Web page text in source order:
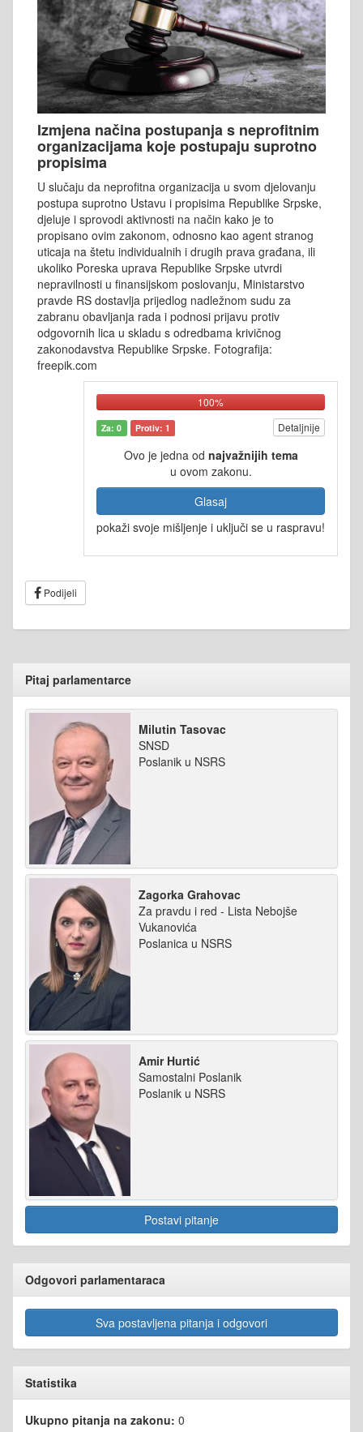
Izmjena načina postupanja s neprofitnim
organizacijama koje postupaju suprotno
propisima
U slučaju da neprofitna organizacija u svom djelovanju
postupa suprotno Ustavu i propisima Republike Srpske,
djeluje i sprovodi aktivnosti na način kako je to
propisano ovim zakonom, odnosno kao agent stranog
uticaja na štetu individualnih i drugih prava građana, ili
ukoliko Poreska uprava Republike Srpske utvrdi
nepravilnosti u finansijskom poslovanju, Ministarstvo
pravde RS dostavlja prijedlog nadležnom sudu za
zabranu obavljanja rada i podnosi prijavu protiv
odgovornih lica u skladu s odredbama krivičnog
zakonodavstva Republike Srpske. Fotografija:
freepik.com
100%
Za: 0 Protiv: 1 Detaljnije
Ovo je jedna od najvažnijih tema
u ovom zakonu.
Glasaj
pokaži svoje mišljenje i uključi se u raspravu!
Podijeli
Pitaj parlamentarce
Milutin Tasovac
SNSD
Poslanik u NSRS
Zagorka Grahovac
Za pravdu i red - Lista Nebojše
Vukanovića
Poslanica u NSRS
Amir Hurtić
Samostalni Poslanik
Poslanik u NSRS
Postavi pitanje
Odgovori parlamentaraca
Sva postavljena pitanja i odgovori
Statistika
Ukupno pitanja na zakonu: 0